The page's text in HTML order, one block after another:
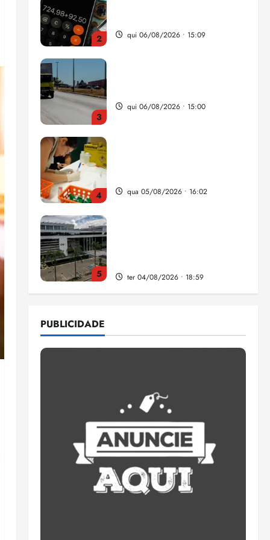
2 qui 06/08/2026 • 15:09
3
qui 06/08/2026 • 15:00
4 qua 05/08/2026 • 16:02
5 ter 04/08/2026 • 18:59
participação
qui 06/08/2026 • 15:18
2
da renda é comprometida
com dívidas
qui 06/08/2026 • 15:09
Entenda o que muda com a
nova Lei do Frete
qui 06/08/2026 • 15:00
PUBLICIDADE